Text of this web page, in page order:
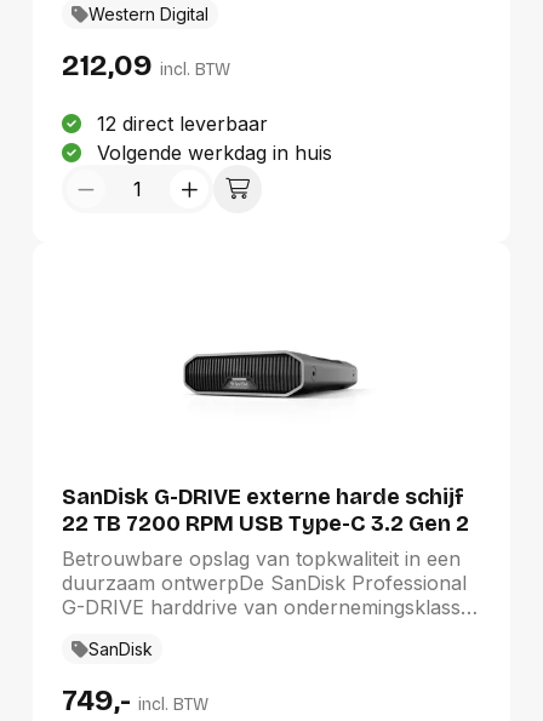
Western Digital
212,09 incl. BTW
12 direct leverbaar
Volgende werkdag in huis
SanDisk G-DRIVE externe harde schijf
22 TB 7200 RPM USB Type-C 3.2 Gen 2
(3.1 Gen 2) Roestvrijstaal
Betrouwbare opslag van topkwaliteit in een
duurzaam ontwerpDe SanDisk Professional
G-DRIVE harddrive van ondernemingsklasse
Gbps), levert ultrabetrouwbare opslag met
topklasse. De ingebouwde 7200 RPM
SanDisk
749,- incl. BTW